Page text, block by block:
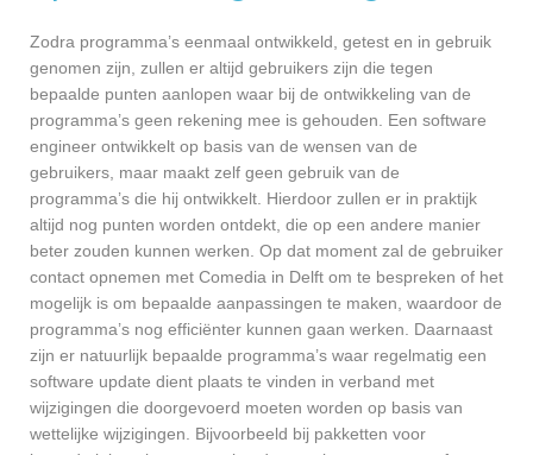
Zodra programma’s eenmaal ontwikkeld, getest en in gebruik
genomen zijn, zullen er altijd gebruikers zijn die tegen
bepaalde punten aanlopen waar bij de ontwikkeling van de
programma’s geen rekening mee is gehouden. Een software
engineer ontwikkelt op basis van de wensen van de
gebruikers, maar maakt zelf geen gebruik van de
programma’s die hij ontwikkelt. Hierdoor zullen er in praktijk
altijd nog punten worden ontdekt, die op een andere manier
beter zouden kunnen werken. Op dat moment zal de gebruiker
contact opnemen met Comedia in Delft om te bespreken of het
mogelijk is om bepaalde aanpassingen te maken, waardoor de
programma’s nog efficiënter kunnen gaan werken. Daarnaast
zijn er natuurlijk bepaalde programma’s waar regelmatig een
software update dient plaats te vinden in verband met
wijzigingen die doorgevoerd moeten worden op basis van
wettelijke wijzigingen. Bijvoorbeeld bij pakketten voor